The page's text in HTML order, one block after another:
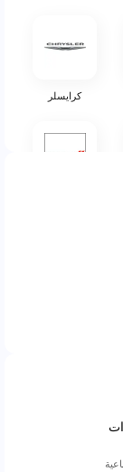
كرايسلر